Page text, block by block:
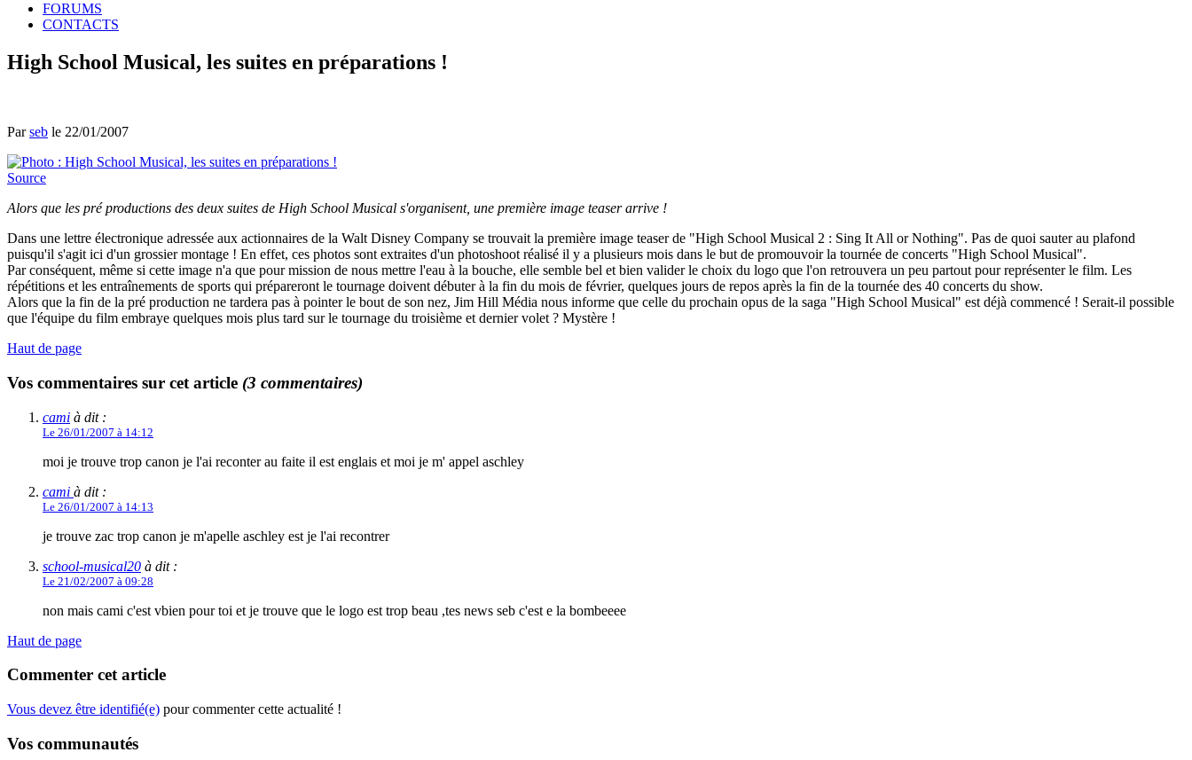
FORUMS
CONTACTS
High School Musical, les suites en préparations !
Parseb le 22/01/2007
Source
Alors que les pré productions des deux suites de High School Musical s'organisent, une première image teaser arrive !
Dans une lettre électronique adressée aux actionnaires de la Walt Disney Company se trouvait la première image teaser de "High School Musical 2 : Sing It All or Nothing". Pas de quoi sauter au plafond
puisqu'il s'agit ici d'un grossier montage ! En effet, ces photos sont extraites d'un photoshoot réalisé il y a plusieurs mois dans le but de promouvoir la tournée de concerts "High School Musical".
Par conséquent, même si cette image n'a que pour mission de nous mettre l'eau à la bouche, elle semble bel et bien valider le choix du logo que l'on retrouvera un peu partout pour représenter le film. Les
répétitions et les entraînements de sports qui prépareront le tournage doivent débuter à la fin du mois de février, quelques jours de repos après la fin de la tournée des 40 concerts du show.
Alors que la fin de la pré production ne tardera pas à pointer le bout de son nez, Jim Hill Média nous informe que celle du prochain opus de la saga "High School Musical" est déjà commencé ! Serait-il possible
que l'équipe du film embraye quelques mois plus tard sur le tournage du troisième et dernier volet ? Mystère !
Haut de page
Vos commentaires sur cet article (3 commentaires)
cami à dit :
Le 26/01/2007 à 14:12
moi je trouve trop canon je l'ai reconter au faite il est englais et moi je m' appel aschley
cami à dit :
Le 26/01/2007 à 14:13
je trouve zac trop canon je m'apelle aschley est je l'ai recontrer
school-musical20 à dit :
Le 21/02/2007 à 09:28
non mais cami c'est vbien pour toi et je trouve que le logo est trop beau ,tes news seb c'est e la bombeeee
Haut de page
Commenter cet article
Vous devez être identifié(e) pour commenter cette actualité !
Vos communautés